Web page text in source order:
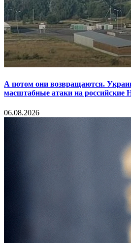
А потом они возвращаются.
масштабные атаки на российские
06.08.2026